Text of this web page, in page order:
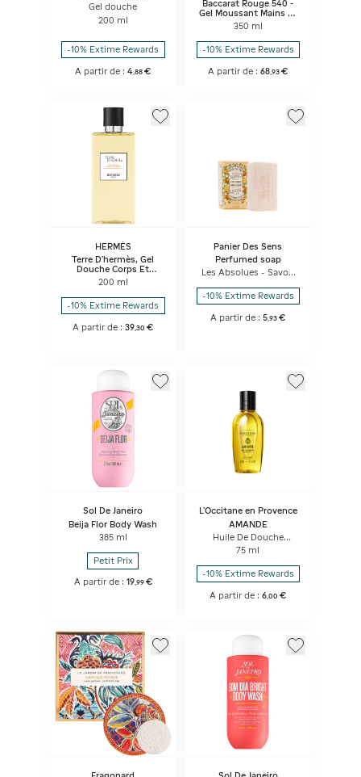
Gel douche
200 ml
-10% Extime Rewards
A partir de :4 ,88 €
Baccarat Rouge 540 -
Gel Moussant Mains Et
Corps
350 ml
-10% Extime Rewards
A partir de :68 ,93 €
HERMÈS
Terre D'hermès, Gel
Douche Corps Et
Cheveux
200 ml
-10% Extime Rewards
A partir de :39 ,30 €
Panier Des Sens
Perfumed soap
Les Absolues - Savon
D'oranger
-10% Extime Rewards
A partir de :5 ,93 €
Sol De Janeiro
Beija Flor Body Wash
385 ml
Petit Prix
A partir de : 19,99 €
L'Occitane en Provence
AMANDE
Huile De Douche
Amande
75 ml
-10% Extime Rewards
A partir de :6 ,00 €